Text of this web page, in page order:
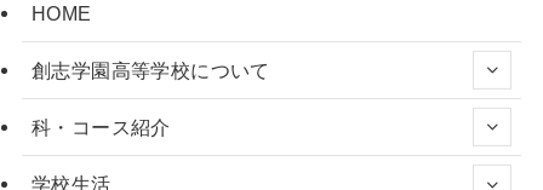
HOME
創志学園高等学校について
科・コース紹介
学校生活